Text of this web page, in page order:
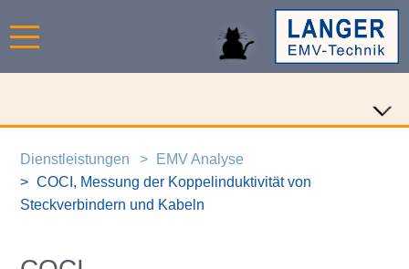
Dienstleistungen
EMV Analyse
COCI, Messung der Koppelinduktivität von
Steckverbindern und Kabeln